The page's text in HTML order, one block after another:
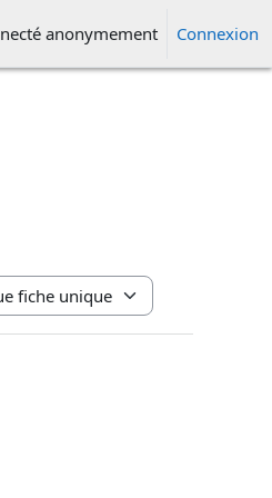
anonymement Connexion
tertiaire du mode